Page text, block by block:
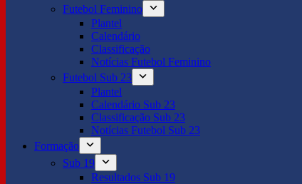
Futebol Feminino
Plantel
Calendário
Classificação
Notícias Futebol Feminino
Futebol Sub 23
Plantel
Calendário Sub 23
Classificação Sub 23
Notícias Futebol Sub 23
Formação
Sub 19
Resultados Sub 19